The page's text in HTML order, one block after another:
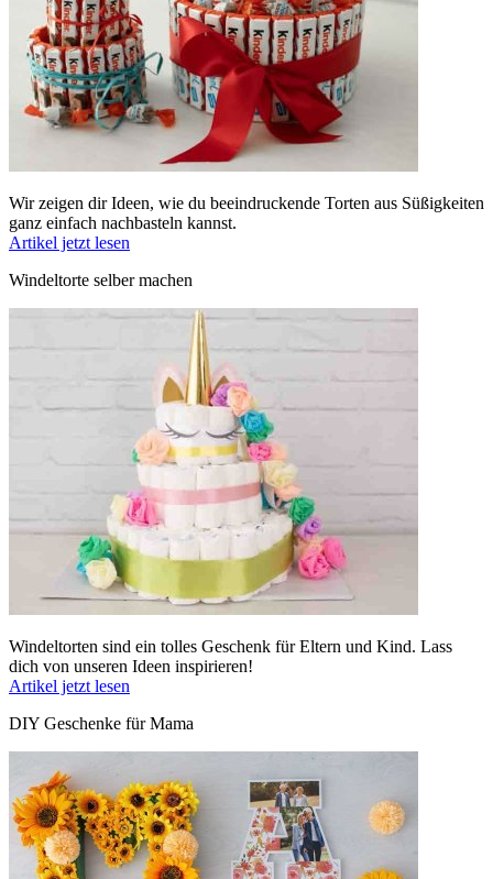
Wir zeigen dir Ideen, wie du beeindruckende Torten aus Süßigkeiten
ganz einfach nachbasteln kannst.
Artikel jetzt lesen
Windeltorte selber machen
Windeltorten sind ein tolles Geschenk für Eltern und Kind. Lass
dich von unseren Ideen inspirieren!
Artikel jetzt lesen
DIY Geschenke für Mama